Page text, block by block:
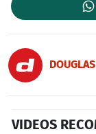
VIDEOS